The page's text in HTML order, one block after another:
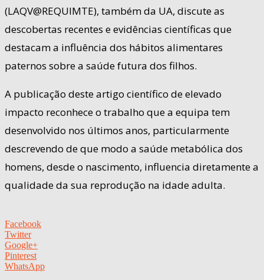
(LAQV@REQUIMTE), também da UA, discute as
descobertas recentes e evidências científicas que
destacam a influência dos hábitos alimentares
paternos sobre a saúde futura dos filhos.
A publicação deste artigo científico de elevado
impacto reconhece o trabalho que a equipa tem
desenvolvido nos últimos anos, particularmente
descrevendo de que modo a saúde metabólica dos
homens, desde o nascimento, influencia diretamente a
qualidade da sua reprodução na idade adulta.
Facebook
Twitter
Google+
Pinterest
WhatsApp